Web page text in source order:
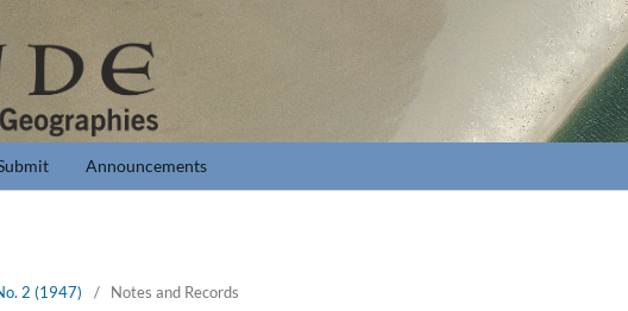
Announcements
2 (1947) / Notes and Records